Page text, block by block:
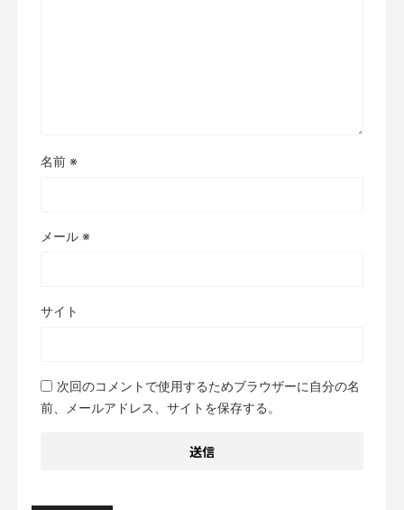
名前 ※
メール ※
サイト
次回のコメントで使用するためブラウザーに自分の名
前、メールアドレス、サイトを保存する。